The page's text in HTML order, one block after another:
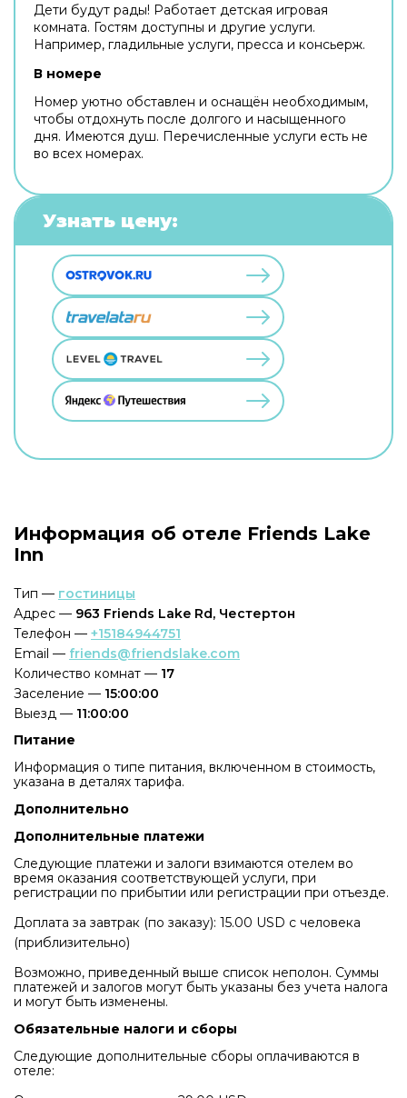
Дети будут рады! Работает детская игровая
комната. Гостям доступны и другие услуги.
Например, гладильные услуги, пресса и консьерж.
В номере
Номер уютно обставлен и оснащён необходимым,
чтобы отдохнуть после долгого и насыщенного
дня. Имеются душ. Перечисленные услуги есть не
во всех номерах.
Узнать цену:
Информация об отеле Friends Lake
Inn
Тип — гостиницы
Адрес — 963 Friends Lake Rd, Честертон
Телефон — +15184944751
Email — friends@friendslake.com
Количество комнат — 17
Заселение — 15:00:00
Выезд — 11:00:00
Питание
Информация о типе питания, включенном в стоимость,
указана в деталях тарифа.
Дополнительно
Дополнительные платежи
Следующие платежи и залоги взимаются отелем во
время оказания соответствующей услуги, при
регистрации по прибытии или регистрации при отъезде.
Доплата за завтрак (по заказу): 15.00 USD с человека
(приблизительно)
Возможно, приведенный выше список неполон. Суммы
платежей и залогов могут быть указаны без учета налога
и могут быть изменены.
Обязательные налоги и сборы
Следующие дополнительные сборы оплачиваются в
отеле: